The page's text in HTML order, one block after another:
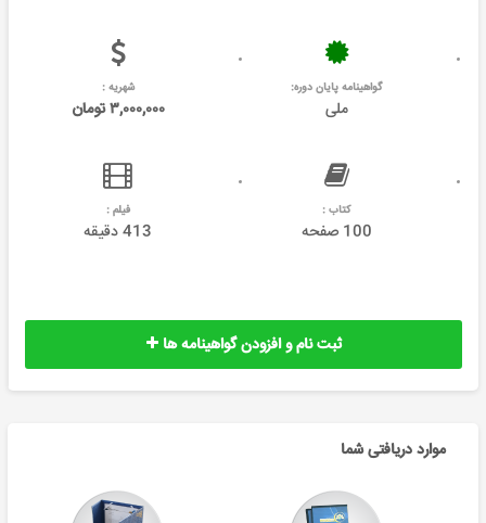
گواهینامه پایان دوره:
ملی
شهریه :
۳,۰۰۰,۰۰۰ تومان
کتاب :
100 صفحه
فیلم :
413 دقیقه
ثبت نام و افزودن گواهینامه ها
موارد دریافتی شما